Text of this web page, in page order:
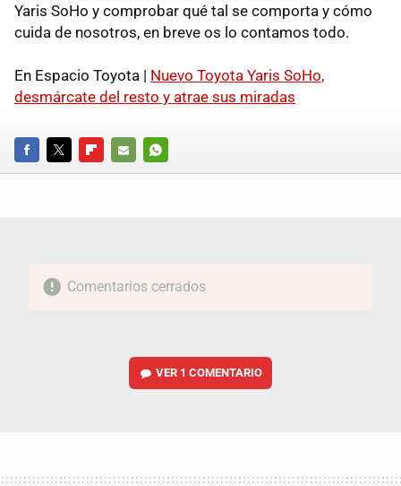
Yaris SoHo y comprobar qué tal se comporta y cómo
cuida de nosotros, en breve os lo contamos todo.
En Espacio Toyota | Nuevo Toyota Yaris SoHo,
desmárcate del resto y atrae sus miradas
FACEBOOKTWITTERFLIPBOARD
E-
WHATSAPP
Comentarios cerrados
VER 1 COMENTARIO